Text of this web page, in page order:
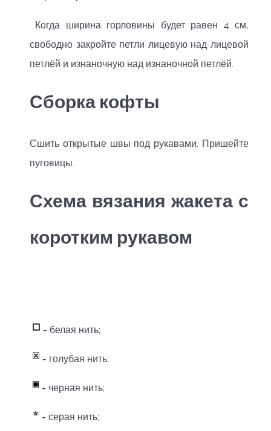
Когда ширина горловины будет равен 4 см,
свободно закройте петли лицевую над лицевой
петлёй и изнаночную над изнаночной петлёй.
Сборка кофты
Сшить открытые швы под рукавами. Пришейте
пуговицы.
Схема вязания жакета с
коротким рукавом
- белая нить;
- голубая нить;
- черная нить;
- серая нить;